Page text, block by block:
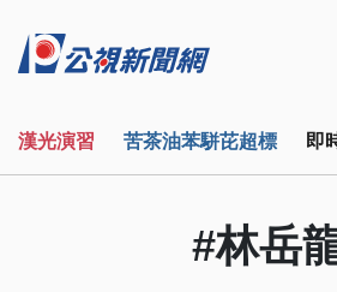
漢光演習 苦茶油苯駢芘超標 即
#林岳